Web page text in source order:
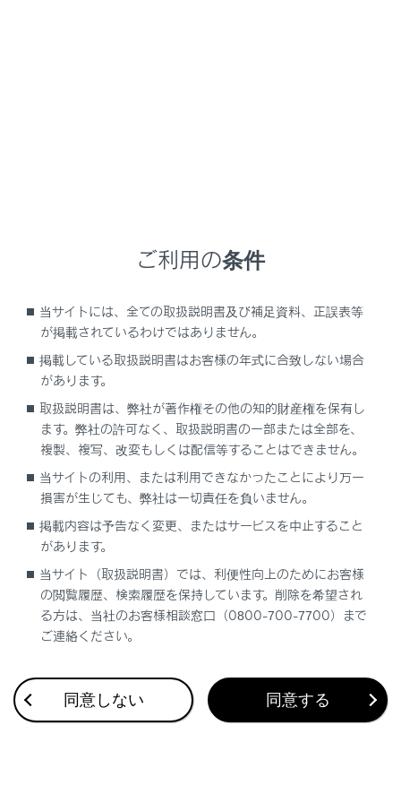
ワイヤレス機能について
メカニカルキーを使うには
合わせて見られているページ
デジタルインナーミラー
パノラマムーンルーフ
ドア
このページは役に立ちましたか？
ご利用の条件
当サイトには、全ての取扱説明書及び補足資料、正誤表等
が掲載されているわけではありません。
掲載している取扱説明書はお客様の年式に合致しない場合
があります。
取扱説明書は、弊社が著作権その他の知的財産権を保有し
ます。弊社の許可なく、取扱説明書の一部または全部を、
複製、複写、改変もしくは配信等することはできません。
当サイトの利用、または利用できなかったことにより万一
損害が生じても、弊社は一切責任を負いません。
掲載内容は予告なく変更、またはサービスを中止すること
があります。
当サイト（取扱説明書）では、利便性向上のためにお客様
の閲覧履歴、検索履歴を保持しています。削除を希望され
る方は、当社のお客様相談窓口（0800-700-7700）まで
ご連絡ください。
同意しない 同意する